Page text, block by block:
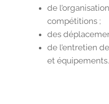
de
compétitions ;
des
de l’entretien
et équipements.